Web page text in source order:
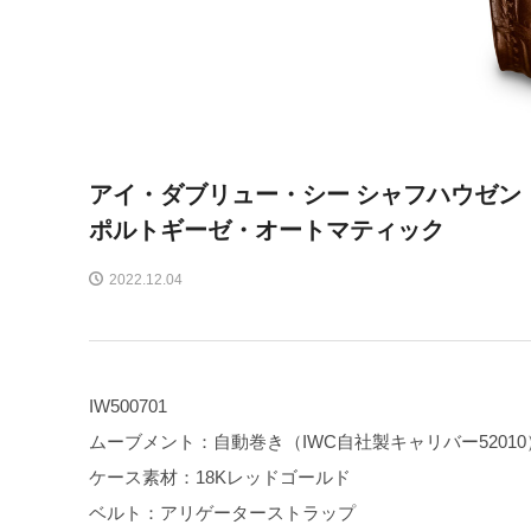
アイ・ダブリュー・シー シャフハウゼン
ポルトギーゼ・オートマティック
2022.12.04
IW500701
ムーブメント：自動巻き（IWC自社製キャリバー52010
ケース素材：18Kレッドゴールド
ベルト：アリゲーターストラップ